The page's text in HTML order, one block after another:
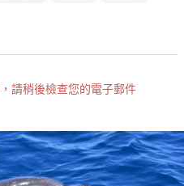
請稍後檢查您的電子郵件